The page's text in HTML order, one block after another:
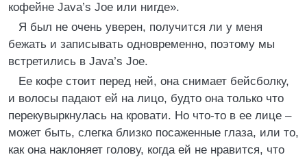
кофейне Java’s Joe или нигде».
Я был не очень уверен, получится ли у меня
бежать и записывать одновременно, поэтому мы
встретились в Java’s Joe.
Ее кофе стоит перед ней, она снимает бейсболку,
и волосы падают ей на лицо, будто она только что
перекувыркнулась на кровати. Но что-то в ее лице –
может быть, слегка близко посаженные глаза, или то,
как она наклоняет голову, когда ей не нравится, что